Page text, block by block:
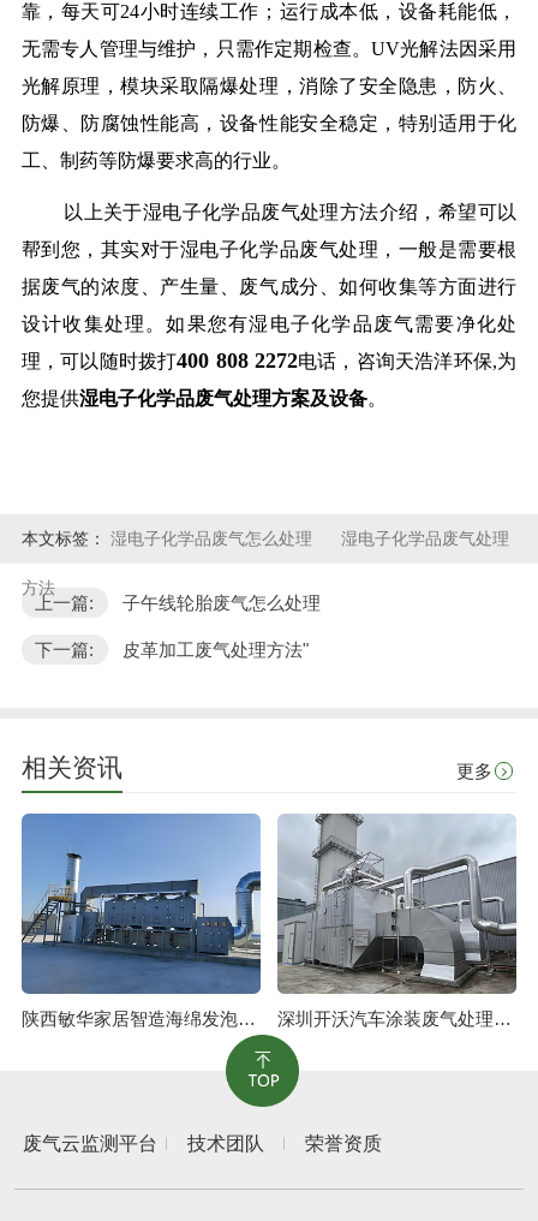
靠，每天可24小时连续工作；运行成本低，设备耗能低，
无需专人管理与维护，只需作定期检查。UV光解法因采用
光解原理，模块采取隔爆处理，消除了安全隐患，防火、
防爆、防腐蚀性能高，设备性能安全稳定，特别适用于化
工、制药等防爆要求高的行业。
以上关于湿电子化学品废气处理方法介绍，希望可以
帮到您，其实对于湿电子化学品废气处理，一般是需要根
据废气的浓度、产生量、废气成分、如何收集等方面进行
设计收集处理。如果您有湿电子化学品废气需要净化处
理，可以随时拨打400 808 2272电话，咨询天浩洋环保,为
您提供湿电子化学品废气处理方案及设备。
本文标签： 湿电子化学品废气怎么处理 湿电子化学品废气处理
方法
上一篇: 子午线轮胎废气怎么处理
下一篇: 皮革加工废气处理方法"
相关资讯 更多
陕西敏华家居智造海绵发泡废气治理工程 深圳开沃汽车涂装废气处理工程
废气云监测平台 技术团队 荣誉资质